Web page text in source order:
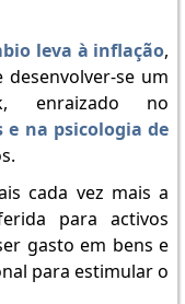
leva à inflação,
se um
enraizado no
na psicologia de
cada vez mais a
para activos
gasto em bens e
para estimular o